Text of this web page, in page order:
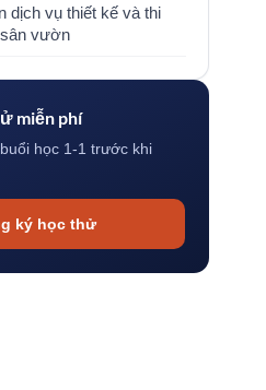
dịch vụ thiết kế và thi
vườn
miễn phí
học 1-1 trước khi
ký học thử